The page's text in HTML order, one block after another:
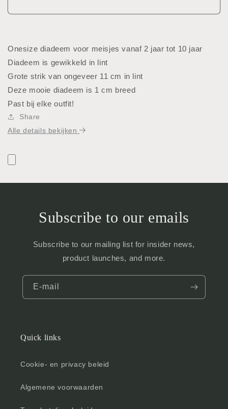
strik
Onesize diadeem voor meisjes vanaf 2 jaar tot 10 jaar
Diadeem is gewikkeld in lint
Grote strik van ongeveer 11 cm in lint
Deze mooie diadeem is 1 cm breed
Past bij elke outfit!
Share
Alle details bekijken
Subscribe to our emails
Subscribe to our mailing list for insider news,
product launches, and more.
E‑mail
Quick links
Cookie- en privacy beleid
Algemene voorwaarden